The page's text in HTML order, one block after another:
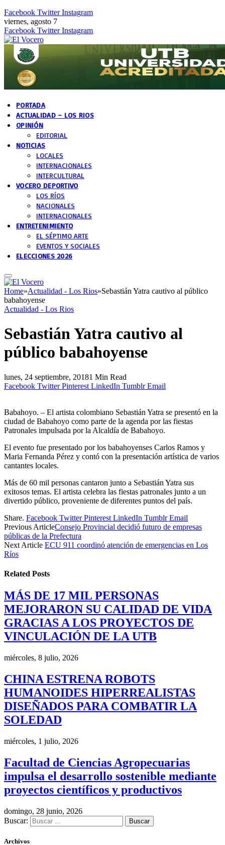
Facebook Twitter Instagram
viernes, agosto 7
Facebook Twitter Instagram
PORTADA
ACTUALIDAD – LOS RIOS
OPINIÓN
EDITORIAL
NOTICIAS
LOCALES
INTERNACIONALES
INTERCULTURAL
VOCERO DEPORTIVO
LOS RÍOS
NACIONALES
INTERNACIONALES
ENTRETENIMIENTO
EL SÉPTIMO ARTE
EVENTOS Y SOCIALES
ELECCIONES 2026
Home»Actualidad - Los Rios»Sebastián Yatra cautivo al público
babahoyense
Actualidad - Los Rios
Sebastián Yatra cautivo al
público babahoyense
lunes, 24 septiembre, 20181 Min Read
Facebook Twitter Pinterest LinkedIn Tumblr Email
Babahoyo. – El artista colombiano Sebastián Yatra se presentó en la
ciudad de Babahoyo como parte de la agenda por las fiestas
Patronales impulsada por la Alcaldía de Babahoyo.
El evento fue presentado por los babahoyenses Carlos Ramos y
Maria Fernanda Pérez y contó con la presentación artística de varios
cantantes locales.
Más de 60 mil personas cantaron junto a Sebastián Yatra sus
exitosos temas. El artista celebra las fiestas patronales junto a un
divertido público, proveniente de diferentes puntos del país.
Share. Facebook Twitter Pinterest LinkedIn Tumblr Email
Previous ArticleConsejo Provincial decidió futuro de empresas
públicas de la Prefectura
Next Article ECU 911 coordinó atención de emergencias en Los
Ríos
Related Posts
MÁS DE 17 MIL PERSONAS
MEJORARON SU CALIDAD DE VIDA
GRACIAS A LOS PROYECTOS DE
VINCULACIÓN DE LA UTB
miércoles, 8 julio, 2026
CHINA ESTRENA ROBOTS
HUMANOIDES HIPERREALISTAS
DISEÑADOS PARA COMBATIR LA
SOLEDAD
miércoles, 1 julio, 2026
Facultad de Ciencias Agropecuarias
impulsa el desarrollo sostenible mediante
proyectos científicos y productivos
domingo, 28 junio, 2026
Buscar:
Archivos